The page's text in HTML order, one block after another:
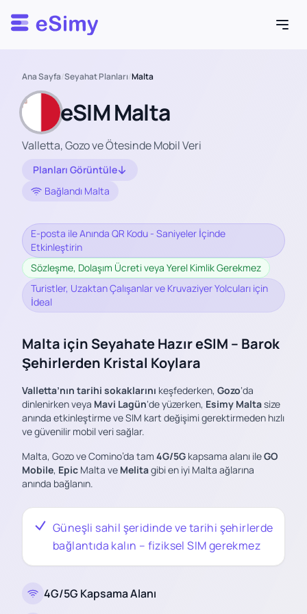
Esimy
Ana Sayfa/Seyahat Planları/Malta
eSIM Malta
Valletta, Gozo ve Ötesinde Mobil Veri
Planları Görüntüle
Bağlandı Malta
E-posta ile Anında QR Kodu - Saniyeler İçinde
Etkinleştirin
Sözleşme, Dolaşım Ücreti veya Yerel Kimlik Gerekmez
Turistler, Uzaktan Çalışanlar ve Kruvaziyer Yolcuları için
İdeal
Malta için Seyahate Hazır eSIM – Barok
Şehirlerden Kristal Koylara
Valletta’nın tarihi sokaklarını keşfederken, Gozo‘da
dinlenirken veya Mavi Lagün‘de yüzerken, Esimy Maltasize
anında etkinleştirme ve SIM kart değişimi gerektirmeden hızlı
ve güvenilir mobil veri sağlar.
Malta, Gozo ve Comino’da tam 4G/5G kapsama alanı ileGO
Mobile, Epic Malta ve Melitagibi en iyi Malta ağlarına
anında bağlanın.
Güneşli sahil şeridinde ve tarihi şehirlerde
bağlantıda kalın – fiziksel SIM gerekmez
4G/5G Kapsama Alanı